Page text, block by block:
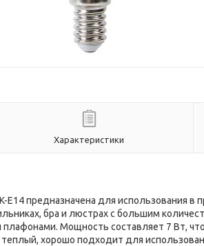
Характеристики
E14 предназначена для использования в
бра и люстрах с большим
Мощность составляет 7 Вт,
теплый, хорошо подходит для